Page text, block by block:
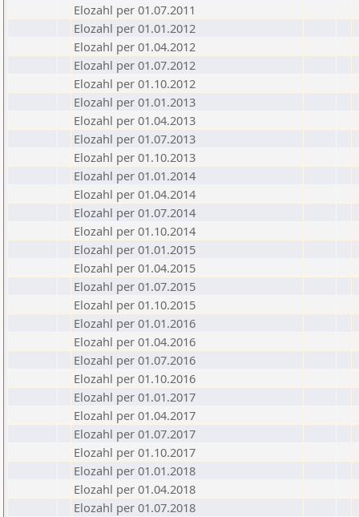
Elozahl per 01.07.2011
Elozahl per 01.01.2012
Elozahl per 01.04.2012
Elozahl per 01.07.2012
Elozahl per 01.10.2012
Elozahl per 01.01.2013
Elozahl per 01.04.2013
Elozahl per 01.07.2013
Elozahl per 01.10.2013
Elozahl per 01.01.2014
Elozahl per 01.04.2014
Elozahl per 01.07.2014
Elozahl per 01.10.2014
Elozahl per 01.01.2015
Elozahl per 01.04.2015
Elozahl per 01.07.2015
Elozahl per 01.10.2015
Elozahl per 01.01.2016
Elozahl per 01.04.2016
Elozahl per 01.07.2016
Elozahl per 01.10.2016
Elozahl per 01.01.2017
Elozahl per 01.04.2017
Elozahl per 01.07.2017
Elozahl per 01.10.2017
Elozahl per 01.01.2018
Elozahl per 01.04.2018
Elozahl per 01.07.2018